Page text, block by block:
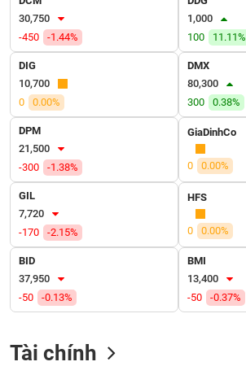
30,750
-450
-1.44%
1,000
100
11.11%
DIG
10,700
0
0.00%
DMX
80,300
300
0.38%
DPM
21,500
-300
-1.38%
GiaDinhCo
0 0.00%
GIL
7,720
-170
-2.15%
HFS
0 0.00%
BID
37,950
-50
-0.13%
BMI
13,400
-50
-0.37%
Tài chính
VỤ
TRUYỀN
THÔNG
TIỆN
BẤT
ĐỘNG
SẢN
Mã
chứng